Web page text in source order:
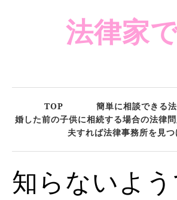
法律家
TOP 簡単に相談できる
婚した前の子供に相続する場合の法律
夫すれば法律事務所を見
知らないよ